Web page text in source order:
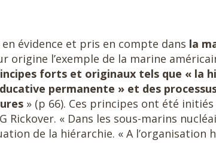
évidence et pris en compte dans la
origine l’exemple de la marine
forts et originaux tels que « la
permanente » et des
» (p 66). Ces principes ont été
Rickover. « Dans les sous-marins
de la hiérarchie. « A l’organisation